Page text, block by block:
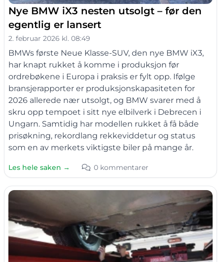
Nye BMW iX3 nesten utsolgt – før den
egentlig er lansert
2. februar 2026 kl. 08:49
BMWs første Neue Klasse-SUV, den nye BMW iX3,
har knapt rukket å komme i produksjon før
ordrebøkene i Europa i praksis er fylt opp. Ifølge
bransjerapporter er produksjonskapasiteten for
2026 allerede nær utsolgt, og BMW svarer med å
skru opp tempoet i sitt nye elbilverk i Debrecen i
Ungarn. Samtidig har modellen rukket å få både
prisøkning, rekordlang rekkeviddetur og status
som en av merkets viktigste biler på mange år.
Les hele saken → 0 kommentarer